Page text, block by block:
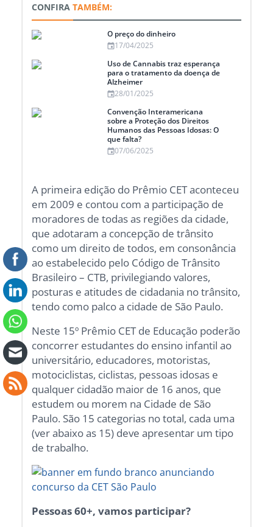
CONFIRA TAMBÉM:
O preço do dinheiro
17/04/2025
Uso de Cannabis traz esperança
para o tratamento da doença de
Alzheimer
28/01/2025
Convenção Interamericana
sobre a Proteção dos Direitos
Humanos das Pessoas Idosas: O
que falta?
07/06/2025
A primeira edição do Prêmio CET aconteceu
em 2009 e contou com a participação de
moradores de todas as regiões da cidade,
que adotaram a concepção de trânsito
como um direito de todos, em consonância
ao estabelecido pelo Código de Trânsito
Brasileiro – CTB, privilegiando valores,
posturas e atitudes de cidadania no trânsito,
tendo como palco a cidade de São Paulo.
Neste 15º Prêmio CET de Educação poderão
concorrer estudantes do ensino infantil ao
universitário, educadores, motoristas,
motociclistas, ciclistas, pessoas idosas e
qualquer cidadão maior de 16 anos, que
estudem ou morem na Cidade de São
Paulo. São 15 categorias no total, cada uma
(ver abaixo as 15) deve apresentar um tipo
de trabalho.
Pessoas 60+, vamos participar?